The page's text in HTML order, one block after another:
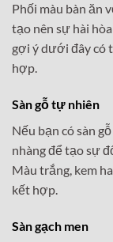
Phối màu bàn ăn
tạo nên sự hài
gợi ý dưới đây có
hợp.
Sàn gỗ tự nhiên
Nếu bạn có sàn
nhàng để tạo sự
Màu trắng, kem
kết hợp.
Sàn gạch men